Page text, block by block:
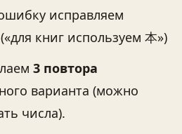
исправляем
книг используем 本»)
3 повтора
варианта (можно
числа).